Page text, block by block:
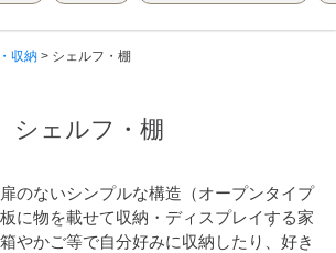
収納 シェルフ・棚
シェルフ・棚
のないシンプルな構造（オープンタイプ
に物を載せて収納・ディスプレイする家
やかご等で自分好みに収納したり、好き